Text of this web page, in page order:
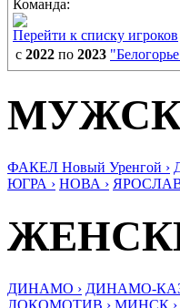
Команда:
Перейти к списку игроков
с 2022 по 2023
ФАКЕЛ Новый Уренгой ›
ЮГРА › НОВА ›
ДИНАМО › ДИНАМО-
ЛОКОМОТИВ › МИНСК ›